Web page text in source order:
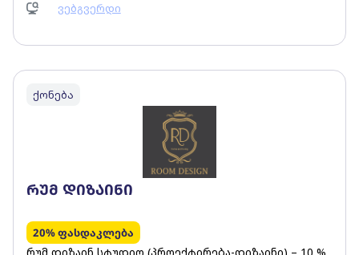
ვებგვერდი
ქონება
რუმ დიზაინი
20% ფასდაკლება